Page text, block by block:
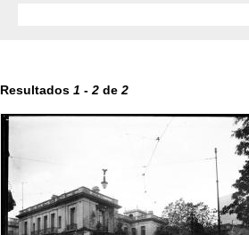
Resultados 1 - 2 de 2